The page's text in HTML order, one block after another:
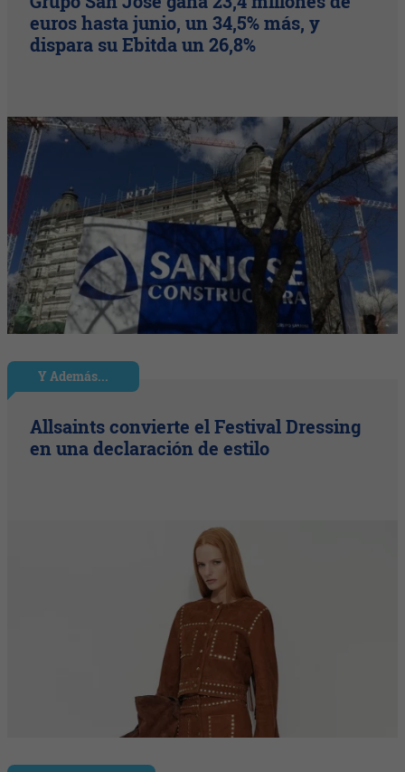
euros hasta junio, un 34,5% más, y
dispara su Ebitda un 26,8%
Y Además...
Allsaints convierte el Festival Dressing
en una declaración de estilo